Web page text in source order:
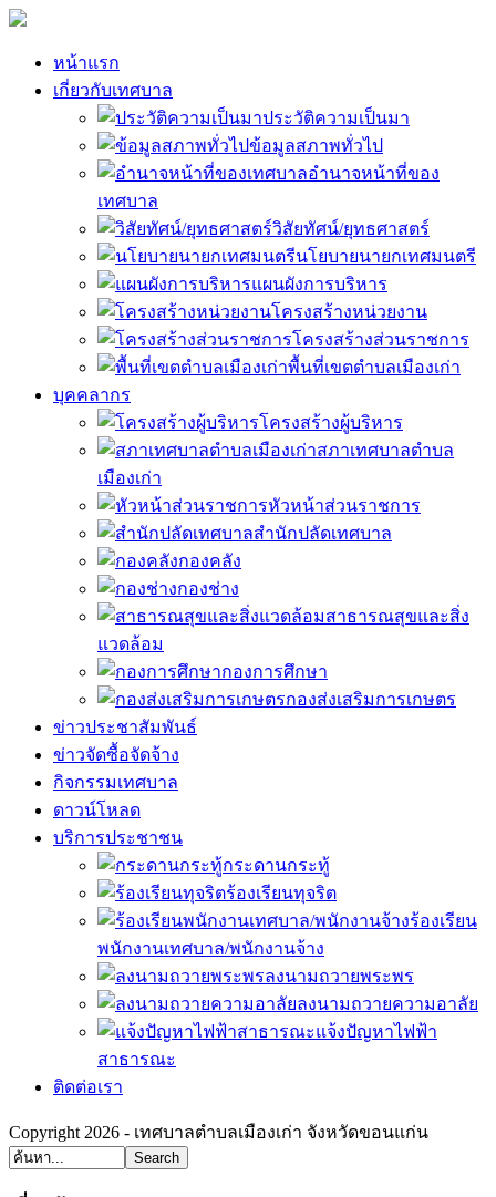
หน้าแรก
เกี่ยวกับเทศบาล
ประวัติความเป็นมา
ข้อมูลสภาพทั่วไป
อำนาจหน้าที่ของ
เทศบาล
วิสัยทัศน์/ยุทธศาสตร์
นโยบายนายกเทศมนตรี
แผนผังการบริหาร
โครงสร้างหน่วยงาน
โครงสร้างส่วนราชการ
พื้นที่เขตตำบลเมืองเก่า
บุคคลากร
โครงสร้างผู้บริหาร
สภาเทศบาลตำบล
เมืองเก่า
หัวหน้าส่วนราชการ
สำนักปลัดเทศบาล
กองคลัง
กองช่าง
สาธารณสุขและสิ่ง
แวดล้อม
กองการศึกษา
กองส่งเสริมการเกษตร
ข่าวประชาสัมพันธ์
ข่าวจัดซื้อจัดจ้าง
กิจกรรมเทศบาล
ดาวน์โหลด
บริการประชาชน
กระดานกระทู้
ร้องเรียนทุจริต
ร้องเรียน
พนักงานเทศบาล/พนักงานจ้าง
ลงนามถวายพระพร
ลงนามถวายความอาลัย
แจ้งปัญหาไฟฟ้า
สาธารณะ
ติดต่อเรา
Copyright 2026 - เทศบาลตำบลเมืองเก่า จังหวัดขอนแก่น
Search